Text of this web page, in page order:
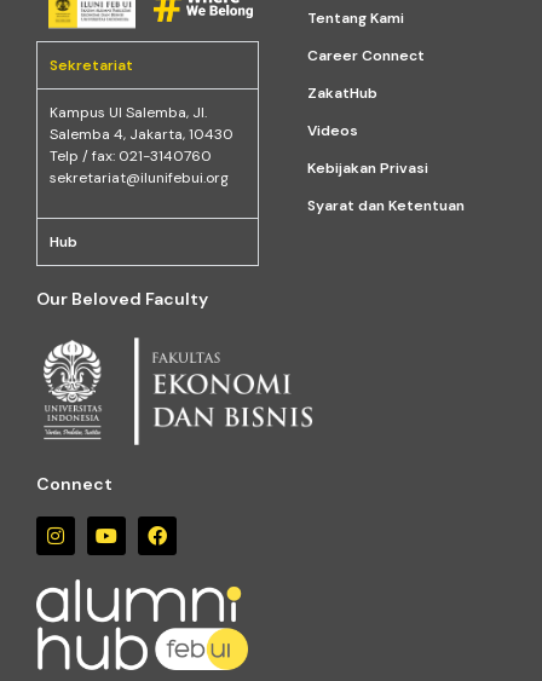
Sekretariat
Kampus Ul Salemba, Jl.
Salemba 4, Jakarta, 10430
Telp / fax: 021-3140760
sekretariat@ilunifebui.org
Hub
Tentang Kami
Career Connect
ZakatHub
Videos
Kebijakan Privasi
Syarat dan Ketentuan
Our Beloved Faculty
Connect